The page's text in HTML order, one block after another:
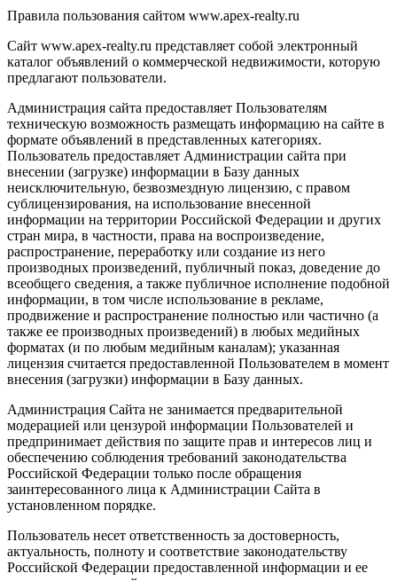
Правила пользования сайтом www.apex-realty.ru
Сайт www.apex-realty.ru представляет собой электронный
каталог объявлений о коммерческой недвижимости, которую
предлагают пользователи.
Администрация сайта предоставляет Пользователям
техническую возможность размещать информацию на сайте в
формате объявлений в представленных категориях.
Пользователь предоставляет Администрации сайта при
внесении (загрузке) информации в Базу данных
неисключительную, безвозмездную лицензию, с правом
сублицензирования, на использование внесенной
информации на территории Российской Федерации и других
стран мира, в частности, права на воспроизведение,
распространение, переработку или создание из него
производных произведений, публичный показ, доведение до
всеобщего сведения, а также публичное исполнение подобной
информации, в том числе использование в рекламе,
продвижение и распространение полностью или частично (а
также ее производных произведений) в любых медийных
форматах (и по любым медийным каналам); указанная
лицензия считается предоставленной Пользователем в момент
внесения (загрузки) информации в Базу данных.
Администрация Сайта не занимается предварительной
модерацией или цензурой информации Пользователей и
предпринимает действия по защите прав и интересов лиц и
обеспечению соблюдения требований законодательства
Российской Федерации только после обращения
заинтересованного лица к Администрации Сайта в
установленном порядке.
Пользователь несет ответственность за достоверность,
актуальность, полноту и соответствие законодательству
Российской Федерации предоставленной информации и ее